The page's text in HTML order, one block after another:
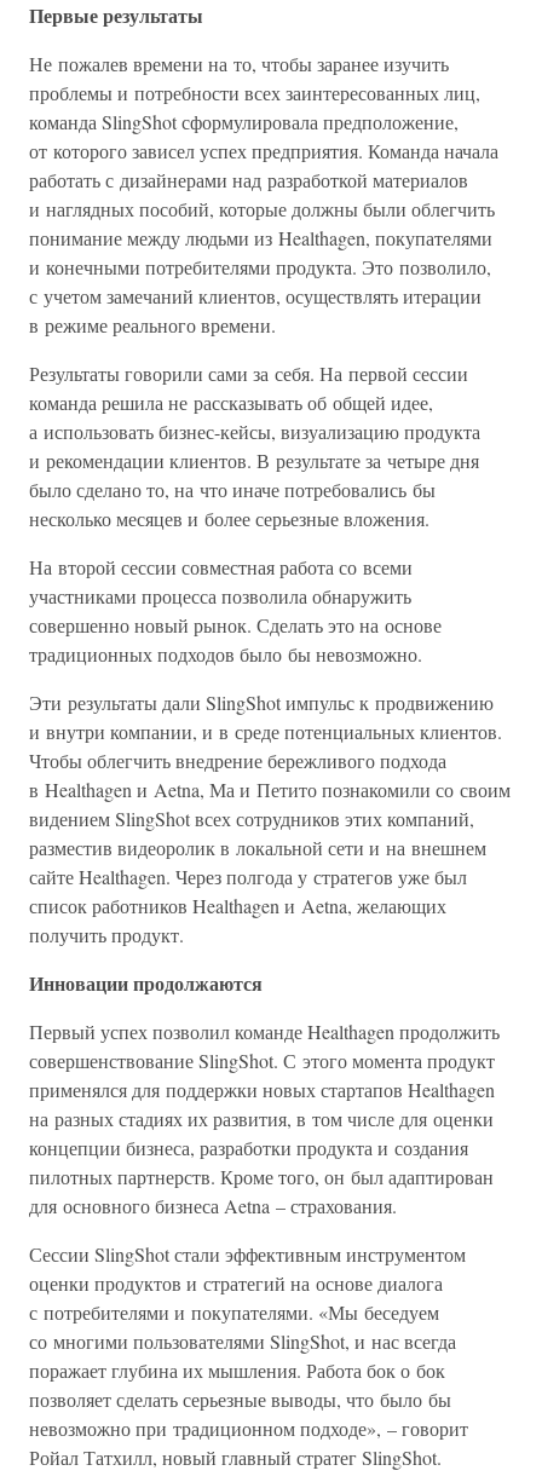
Первые результаты
Не пожалев времени на то, чтобы заранее изучить
проблемы и потребности всех заинтересованных лиц,
команда SlingShot сформулировала предположение,
от которого зависел успех предприятия. Команда начала
работать с дизайнерами над разработкой материалов
и наглядных пособий, которые должны были облегчить
понимание между людьми из Healthagen, покупателями
и конечными потребителями продукта. Это позволило,
с учетом замечаний клиентов, осуществлять итерации
в режиме реального времени.
Результаты говорили сами за себя. На первой сессии
команда решила не рассказывать об общей идее,
а использовать бизнес-кейсы, визуализацию продукта
и рекомендации клиентов. В результате за четыре дня
было сделано то, на что иначе потребовались бы
несколько месяцев и более серьезные вложения.
На второй сессии совместная работа со всеми
участниками процесса позволила обнаружить
совершенно новый рынок. Сделать это на основе
традиционных подходов было бы невозможно.
Эти результаты дали SlingShot импульс к продвижению
и внутри компании, и в среде потенциальных клиентов.
Чтобы облегчить внедрение бережливого подхода
в Healthagen и Aetna, Ма и Петито познакомили со своим
видением SlingShot всех сотрудников этих компаний,
разместив видеоролик в локальной сети и на внешнем
сайте Healthagen. Через полгода у стратегов уже был
список работников Healthagen и Aetna, желающих
получить продукт.
Инновации продолжаются
Первый успех позволил команде Healthagen продолжить
совершенствование SlingShot. С этого момента продукт
применялся для поддержки новых стартапов Healthagen
на разных стадиях их развития, в том числе для оценки
концепции бизнеса, разработки продукта и создания
пилотных партнерств. Кроме того, он был адаптирован
для основного бизнеса Aetna – страхования.
Сессии SlingShot стали эффективным инструментом
оценки продуктов и стратегий на основе диалога
с потребителями и покупателями. «Мы беседуем
со многими пользователями SlingShot, и нас всегда
поражает глубина их мышления. Работа бок о бок
позволяет сделать серьезные выводы, что было бы
невозможно при традиционном подходе», – говорит
Ройал Татхилл, новый главный стратег SlingShot.